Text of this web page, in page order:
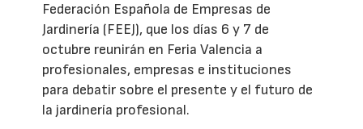
Federación Española de Empresas de
Jardinería (FEEJ), que los días 6 y 7 de
octubre reunirán en Feria Valencia a
profesionales, empresas e instituciones
para debatir sobre el presente y el futuro de
la jardinería profesional.